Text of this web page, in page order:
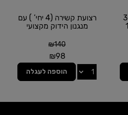
סט דיסקיות בלם מזד 3
רצועת קשירה (4 יחי’ ) עם
מנגנון הידוק מקצועי
₪140
₪98
הוספה לעגלה